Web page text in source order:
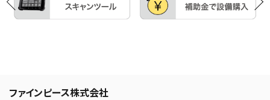
ファインピース株式会社